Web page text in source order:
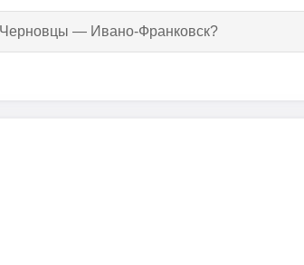
Черновцы — Ивано-Франковск?